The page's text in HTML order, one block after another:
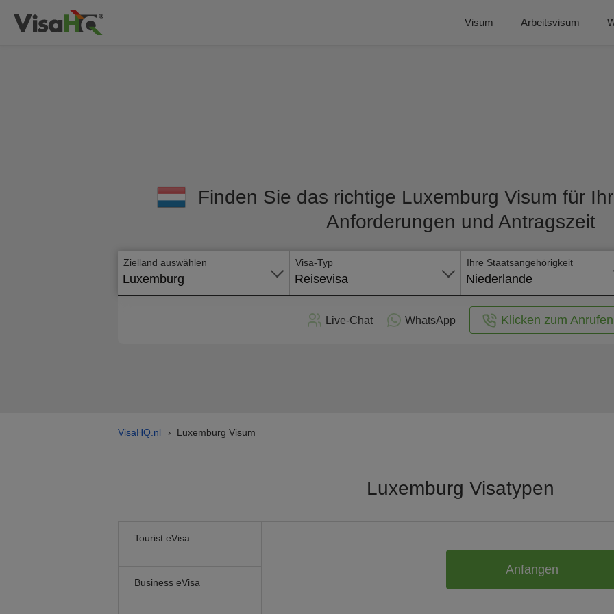
Visum Arbeitsvisum
Finden Sie das richtige Luxemburg Visum für
Anforderungen und Antragszeit
Zielland auswählen
Luxemburg
Visa-Typ
Reisevisa
Ihre Staatsangehörigkeit
Niederlande
Live-Chat WhatsApp Klicken zum Anrufen
VisaHQ.nl › Luxemburg Visum
Luxemburg Visatypen
Tourist eVisa
Business eVisa
Anfangen